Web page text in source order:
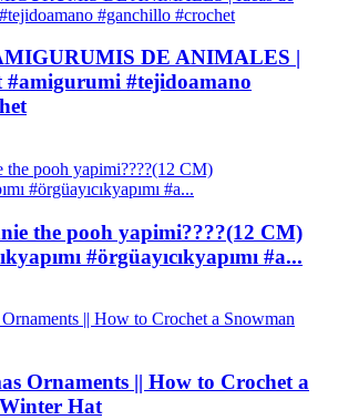
DE ANIMALES |
#amigurumi #tejidoamano
the pooh yapimi????(12 CM)
#örgüayıcıkyapımı #a...
Ornaments || How to Crochet a
Hat